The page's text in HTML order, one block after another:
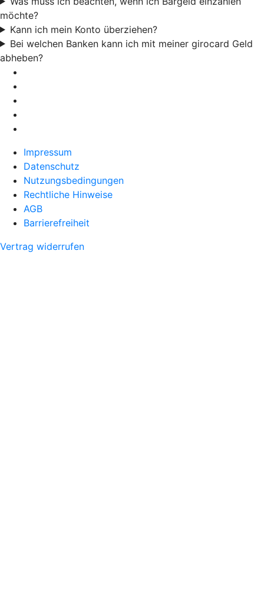
möchte?
Kann ich mein Konto überziehen?
Bei welchen Banken kann ich mit meiner girocard Geld
abheben?
Impressum
Datenschutz
Nutzungsbedingungen
Rechtliche Hinweise
AGB
Barrierefreiheit
Vertrag widerrufen